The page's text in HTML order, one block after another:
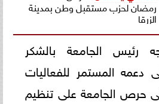
رمضان لحزب مستقبل وطن بمدينة
الزرقا
رئيس الجامعة بالشكر
دعمه المستمر للفعاليات
حرص الجامعة على تنظيم